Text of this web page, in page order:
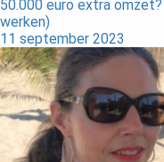
50.000 euro extra
werken)
11 september 2023